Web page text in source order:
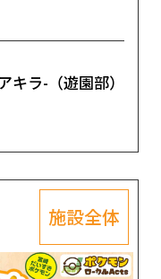
キラ-（遊園部）
施設全体